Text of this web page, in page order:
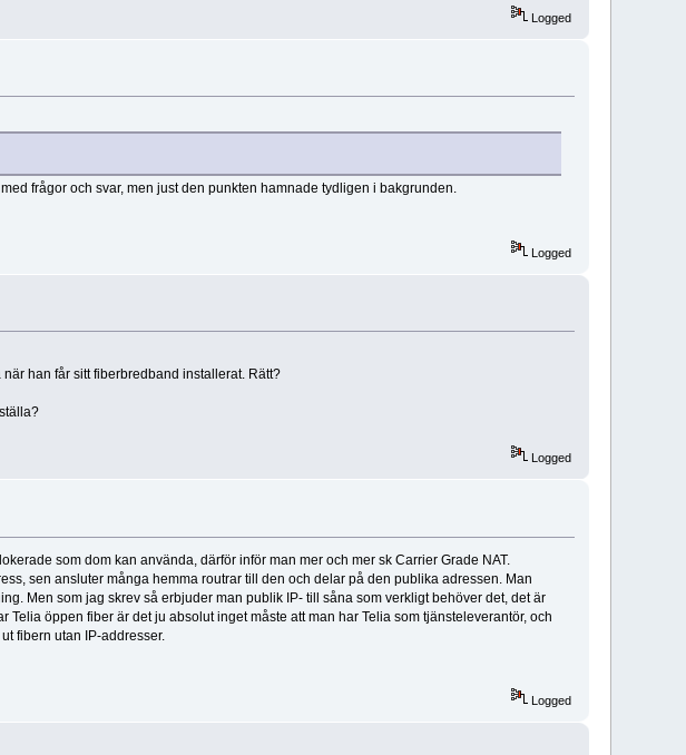
Logged
frågor och svar, men just den punkten hamnade tydligen i bakgrunden.
Logged
han får sitt fiberbredband installerat. Rätt?
Logged
som dom kan använda, därför inför man mer och mer sk Carrier Grade NAT.
sen ansluter många hemma routrar till den och delar på den publika adressen. Man
Men som jag skrev så erbjuder man publik IP- till såna som verkligt behöver det, det är
öppen fiber är det ju absolut inget måste att man har Telia som tjänsteleverantör, och
fibern utan IP-addresser.
Logged